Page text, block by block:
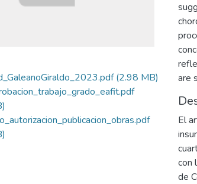
(2.98 MB)
are
El
con
de